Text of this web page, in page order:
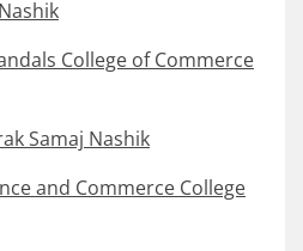
College of Commerce
Samaj Nashik
and Commerce College